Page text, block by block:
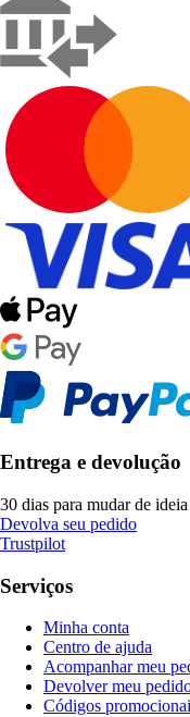
Entrega e devolução
30 dias para mudar de ideia
Devolva seu pedido
Trustpilot
Serviços
Minha conta
Centro de ajuda
Acompanhar meu
Devolver meu
Códigos